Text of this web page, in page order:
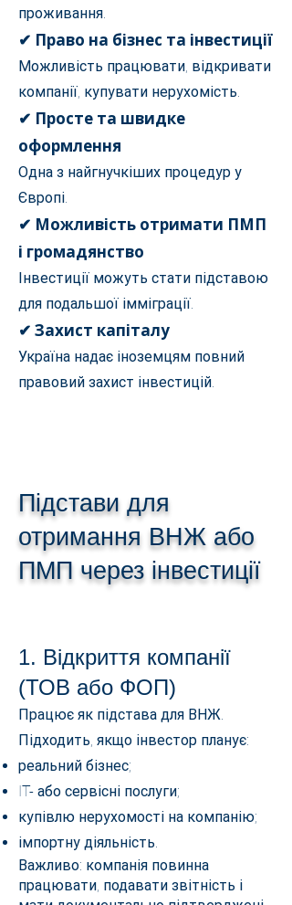
проживання.
✔ Право на бізнес та інвестиції
Можливість працювати, відкривати
компанії, купувати нерухомість.
✔ Просте та швидке
оформлення
Одна з найгнучкіших процедур у
Європі.
✔ Можливість отримати ПМП
і громадянство
Інвестиції можуть стати підставою
для подальшої імміграції.
✔ Захист капіталу
Україна надає іноземцям повний
правовий захист інвестицій.
Підстави для
отримання ВНЖ або
ПМП через інвестиції
1. Відкриття компанії
(ТОВ або ФОП)
Працює як підстава для ВНЖ.
Підходить, якщо інвестор планує:
реальний бізнес;
IT- або сервісні послуги;
купівлю нерухомості на компанію;
імпортну діяльність.
Важливо: компанія повинна
працювати, подавати звітність і